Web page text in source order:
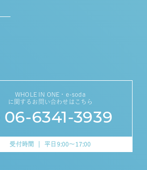
WHOLE IN ONE・e-soda
に関するお問い合わせはこちら
06-6341-3939
受付時間 平日9:00～17:00